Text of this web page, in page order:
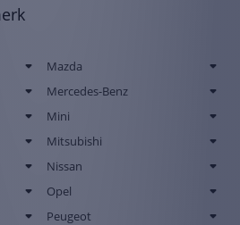
Mazda
Mercedes-Benz
Mini
Mitsubishi
Nissan
Opel
Peugeot